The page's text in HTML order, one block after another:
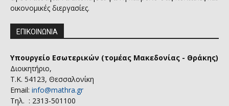
οικονομικές διεργασίες.
ΕΠΙΚΟΙΝΩΝΙΑ
Υπουργείο Εσωτερικών (τομέας Μακεδονίας - Θράκης)
Διοικητήριο,
Τ.Κ. 54123, Θεσσαλονίκη
Email: info@mathra.gr
Τηλ. : 2313-501100